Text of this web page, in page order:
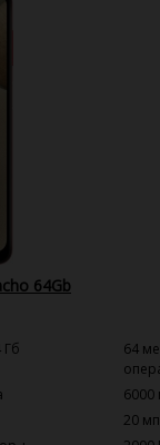
64Gb
Гб
64
6000
20